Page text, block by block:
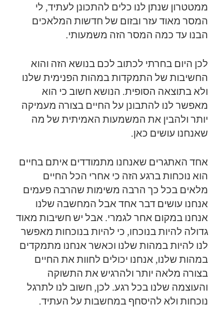
ממטטרון שנתן לנו כלים להתכונן לעתיד, לי
המסר מאוד עזר ובזום של חדשות המלאכים
הבנו עד כמה המסר הזה משמעותי.
לכן היום בחרתי לכתוב לכם בנושא הזה והוא
החשיבות של התמקדות במהות הפנימית שלנו
ולא בתוצאה הסופית. הנושא חשוב כי הוא
מאפשר לנו להתבונן על החיים בצורה מעמיקה
יותר ולהבין את המשמעות האמיתית של מה
שאנחנו עושים כאן.
אחד האתגרים שאנחנו מתמודדים איתם בחיים
הוא נוכחות ברגע הזה כי אחרי הכל החיים
מלאים בכל כך הרבה משימות שהרבה פעמים
אנחנו עושים דבר אחד אבל המחשבה שלנו
אנחנו במקום אחר לגמרי. אבל יש חשיבות מאוד
גדולה להיות בנוכחו, כי להיות בנוכחות מאפשר
לנו להיות במהות שלנו וכאשר אנחנו מתמקדים
במהות שלנו, אנחנו יכולים לחוות את החיים
בצורה מלאה יותר ולהרגיש את התשוקה
והעוצמה שלנו בכל רגע. לכן, חשוב לנו לתרגל
נוכחות ולא להיסחף במחשבות על העתיד.